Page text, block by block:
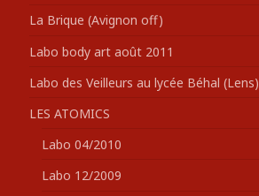
La Brique (Avignon off)
Labo body art août 2011
Labo des Veilleurs au lycée Béhal (Lens)
LES ATOMICS
Labo 04/2010
Labo 12/2009